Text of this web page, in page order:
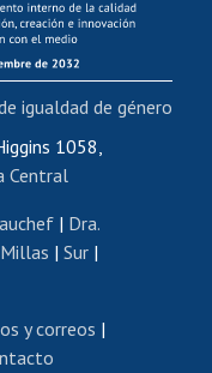
de títulos
Estudiantil
1058,
Central
| Dra.
| Sur |
y correos |
igualdad de género